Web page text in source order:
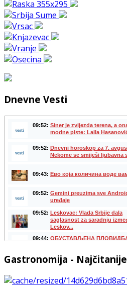
Dnevne Vesti
Gastronomija - Najčitanije